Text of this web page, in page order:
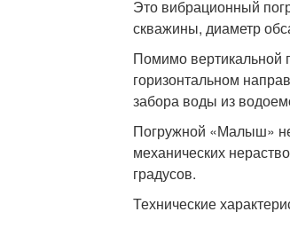
Это вибрационный
скважины, диаметр
Помимо вертикальной
горизонтальном
забора воды из
Погружной «Малыш»
механических
градусов.
Технические